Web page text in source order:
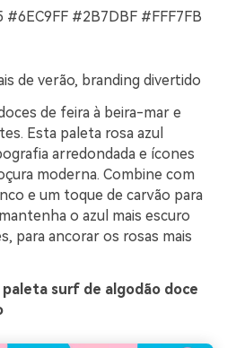
#6EC9FF #2B7DBF #FFF7FB
de verão, branding divertido
de feira à beira-mar e
Esta paleta rosa azul
arredondada e ícones
moderna. Combine com
e um toque de carvão para
o azul mais escuro
para ancorar os rosas mais
surf de algodão doce